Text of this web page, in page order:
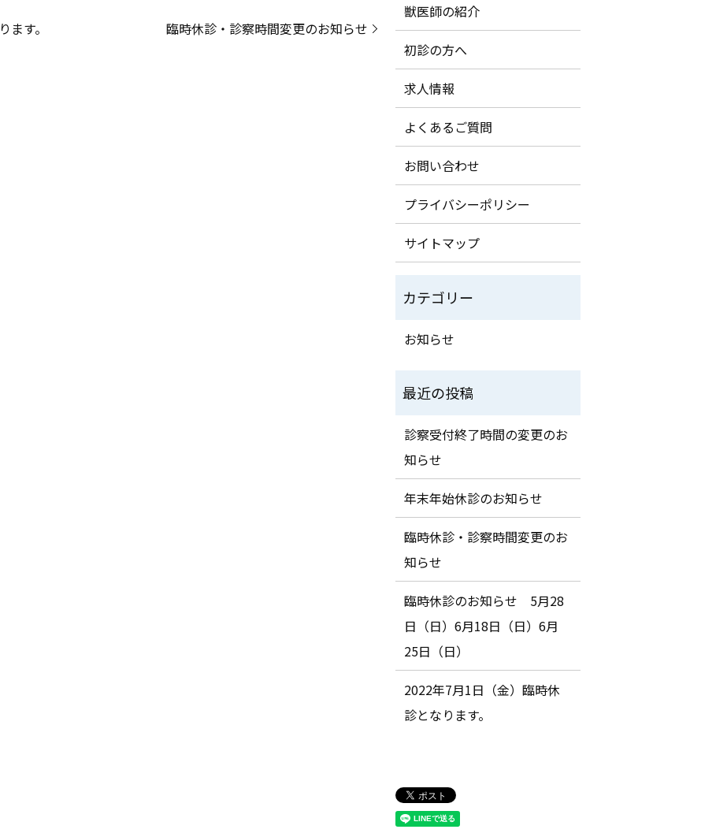
す。 臨時休診・診察時間変更のお知らせ
獣医師の紹介
初診の方へ
求人情報
よくあるご質問
お問い合わせ
プライバシーポリシー
サイトマップ
お知らせ
診察受付終了時間の変更のお
知らせ
年末年始休診のお知らせ
臨時休診・診察時間変更のお
知らせ
臨時休診のお知らせ 5月28
日（日）6月18日（日）6月
25日（日）
2022年7月1日（金）臨時休
診となります。